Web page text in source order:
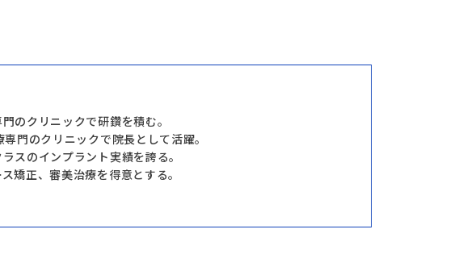
のクリニックで研鑽を積む。
門のクリニックで院長として活躍。
スのインプラント実績を誇る。
矯正、審美治療を得意とする。